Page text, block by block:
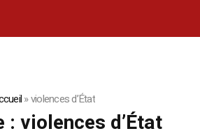
»violences d’État
: violences d’État